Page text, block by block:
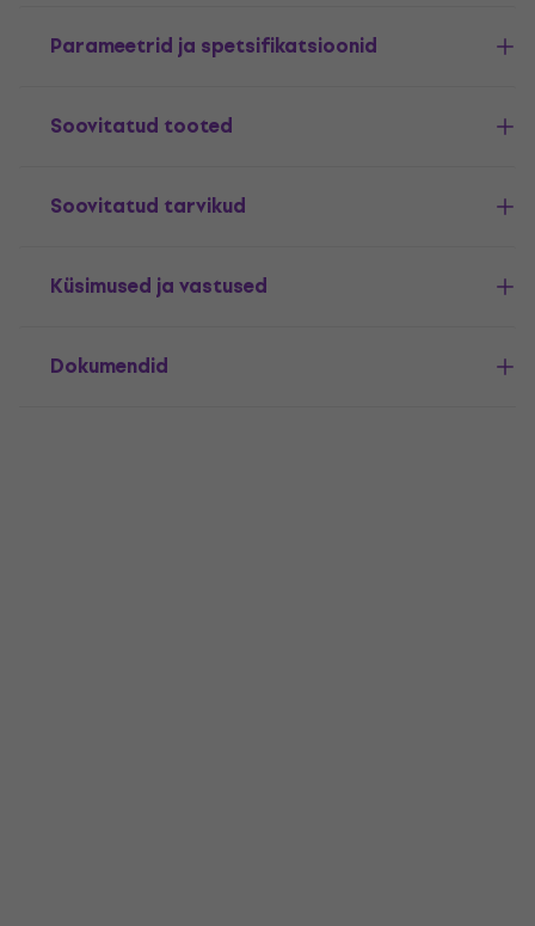
Parameetrid ja spetsifikatsioonid
Soovitatud tooted
Soovitatud tarvikud
Küsimused ja vastused
Dokumendid